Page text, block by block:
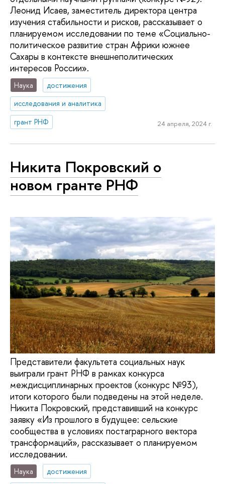
Леонид Исаев, заместитель директора центра
изучения стабильности и рисков, рассказывает о
планируемом исследовании по теме «Социально-
политическое развитие стран Африки южнее
Сахары в контексте внешнеполитических
интересов России».
Наука
достижения
исследования и аналитика
грант РНФ
24 апреля, 2024 г.
Никита Покровский о
новом гранте РНФ
Представители факультета социальных наук
выиграли грант РНФ в рамках конкурса
междисциплинарных проектов (конкурс №93),
итоги которого были подведены на этой неделе.
Никита Покровский, представивший на конкурс
заявку «Из прошлого в будущее: сельские
сообщества в условиях постаграрного вектора
трансформаций», рассказывает о планируемом
исследовании.
Наука
достижения